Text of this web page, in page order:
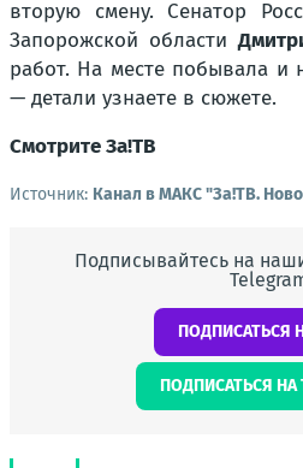
вторую смену. Сенатор
Запорожской области
работ. На месте побывала и
— детали узнаете в сюжете.
Смотрите За!ТВ
Источник: Канал в МАКС "Зa!ТВ.
Подписывайтесь на
ПОДПИСАТЬСЯ
ПОДПИСАТЬСЯ НА